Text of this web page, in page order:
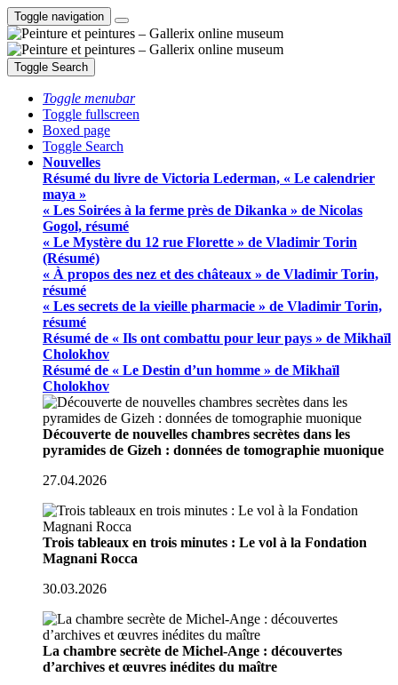
Toggle navigation
Toggle Search
Toggle menubar
Toggle fullscreen
Boxed page
Toggle Search
Nouvelles
Résumé du livre de Victoria Lederman, « Le calendrier
maya »
« Les Soirées à la ferme près de Dikanka » de Nicolas
Gogol, résumé
« Le Mystère du 12 rue Florette » de Vladimir Torin
(Résumé)
« À propos des nez et des châteaux » de Vladimir Torin,
résumé
« Les secrets de la vieille pharmacie » de Vladimir Torin,
résumé
Résumé de « Ils ont combattu pour leur pays » de Mikhaïl
Cholokhov
Résumé de « Le Destin d’un homme » de Mikhaïl
Cholokhov
Découverte de nouvelles chambres secrètes dans les
pyramides de Gizeh : données de tomographie muonique
27.04.2026
Trois tableaux en trois minutes : Le vol à la Fondation
Magnani Rocca
30.03.2026
La chambre secrète de Michel-Ange : découvertes
d’archives et œuvres inédites du maître